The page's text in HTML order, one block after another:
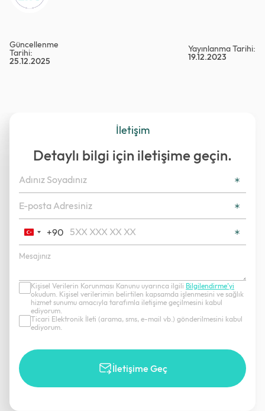
Güncellenme
Tarihi:
25.12.2025
Yayınlanma Tarihi:
19.12.2023
İletişim
Detaylı bilgi için iletişime geçin.
Turkey
+90
+90
Kişisel Verilerin Korunması Kanunu uyarınca ilgili Bilgilendirme’yi
okudum. Kişisel verilerimin belirtilen kapsamda işlenmesini ve sağlık
hizmet sunumu amacıyla tarafımla iletişime geçilmesini kabul
ediyorum.
Ticari Elektronik İleti (arama, sms, e-mail vb.) gönderilmesini kabul
ediyorum.
İletişime Geç